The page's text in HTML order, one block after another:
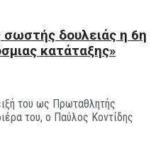
σωστής δουλειάς η 6η
κατάταξης»
του ως Πρωταθλητής
του, ο Παύλος Κοντίδης